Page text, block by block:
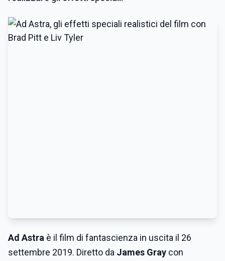
Ad Astra è il film di fantascienza in uscita il 26
settembre 2019. Diretto da James Gray con